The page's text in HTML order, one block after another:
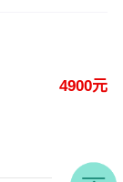
4900元